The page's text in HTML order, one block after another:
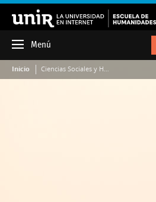
Menú
Inicio Ciencias Sociales y Humanidades